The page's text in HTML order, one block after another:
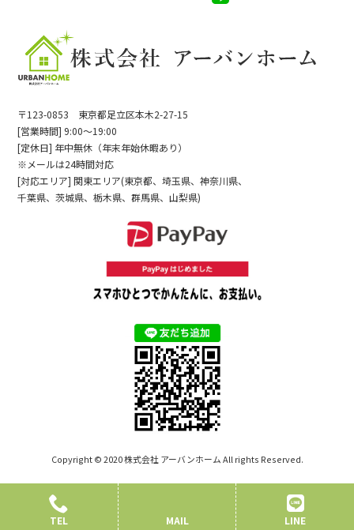
〒123-0853 東京都足立区本木2-27-15
[営業時間] 9:00～19:00
[定休日] 年中無休（年末年始休暇あり）
※メールは24時間対応
[対応エリア] 関東エリア(東京都、埼玉県、神奈川県、
千葉県、茨城県、栃木県、群馬県、山梨県)
Copyright © 2020 株式会社 アーバンホーム All rights Reserved.
TEL MAIL LINE